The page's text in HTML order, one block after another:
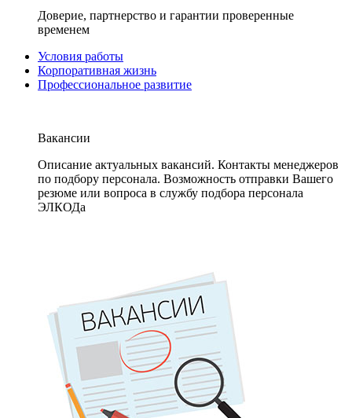
Доверие, партнерство и гарантии проверенные
временем
Условия работы
Корпоративная жизнь
Профессиональное развитие
Вакансии
Описание актуальных вакансий. Контакты менеджеров
по подбору персонала. Возможность отправки Вашего
резюме или вопроса в службу подбора персонала
ЭЛКОДа